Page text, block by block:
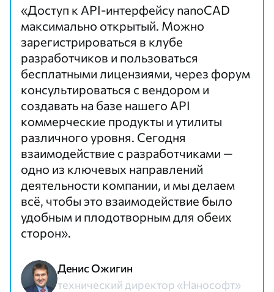
«Доступ к API-интерфейсу nanoCAD
максимально открытый. Можно
зарегистрироваться в клубе
разработчиков и пользоваться
бесплатными лицензиями, через форум
консультироваться с вендором и
создавать на базе нашего API
коммерческие продукты и утилиты
различного уровня. Сегодня
взаимодействие с разработчиками —
одно из ключевых направлений
деятельности компании, и мы делаем
всё, чтобы это взаимодействие было
удобным и плодотворным для обеих
сторон».
Денис Ожигин
технический директор «Нанософт»